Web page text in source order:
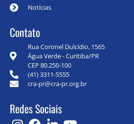
Notícias
Contato
Rua Coronel Dulcídio, 1565
Água Verde - Curitiba/PR
CEP 80.250-100
(41) 3311-5555
cra-pr@cra-pr.org.br
Redes Sociais